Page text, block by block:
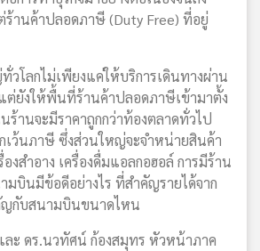
านค้าปลอดภาษี (Duty Free) ที่อยู่
โลกไม่เพียงแค่ให้บริการเดินทางผ่าน
ต่ยังให้พื้นที่ร้านค้าปลอดภาษีเข้ามาตั้ง
ร้านจะมีราคาถูกกว่าท้องตลาดทั่วไป
กเว้นภาษี ซึ่งส่วนใหญ่จะจำหน่ายสินค้า
งสำอาง เครื่องดื่มแอลกอฮอล์ การมีร้าน
บินมีข้อดีอย่างไร ที่สำคัญรายได้จาก
ญกับสนามบินขนาดไหน
ละ ดร.นวทัศน์ ก้องสมุทร หัวหน้าภาค